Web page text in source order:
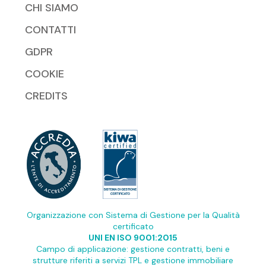
CHI SIAMO
CONTATTI
GDPR
COOKIE
CREDITS
Organizzazione con Sistema di Gestione per la Qualità
certificato
UNI EN ISO 9001:2015
Campo di applicazione: gestione contratti, beni e
strutture riferiti a servizi TPL e gestione immobiliare